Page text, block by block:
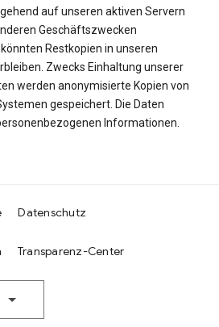
auf unseren aktiven Servern
Geschäftszwecken
Restkopien in unseren
Zwecks Einhaltung unserer
werden anonymisierte Kopien von
gespeichert. Die Daten
Informationen.
Datenschutz
Transparenz-Center